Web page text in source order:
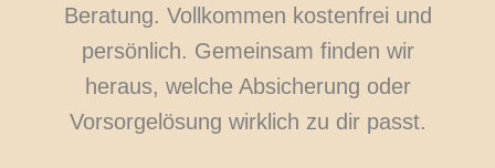
Beratung. Vollkommen kostenfrei und
persönlich. Gemeinsam finden wir
heraus, welche Absicherung oder
Vorsorgelösung wirklich zu dir passt.